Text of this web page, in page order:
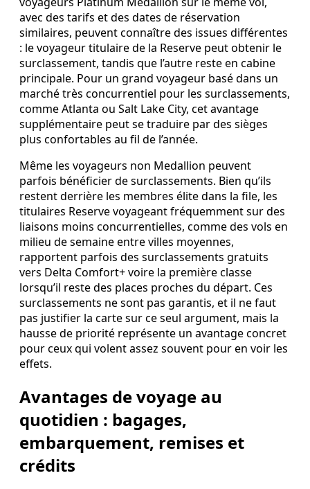
avec des tarifs et des dates de réservation
similaires, peuvent connaître des issues différentes
: le voyageur titulaire de la Reserve peut obtenir le
surclassement, tandis que l’autre reste en cabine
principale. Pour un grand voyageur basé dans un
marché très concurrentiel pour les surclassements,
comme Atlanta ou Salt Lake City, cet avantage
supplémentaire peut se traduire par des sièges
plus confortables au fil de l’année.
Même les voyageurs non Medallion peuvent
parfois bénéficier de surclassements. Bien qu’ils
restent derrière les membres élite dans la file, les
titulaires Reserve voyageant fréquemment sur des
liaisons moins concurrentielles, comme des vols en
milieu de semaine entre villes moyennes,
rapportent parfois des surclassements gratuits
vers Delta Comfort+ voire la première classe
lorsqu’il reste des places proches du départ. Ces
surclassements ne sont pas garantis, et il ne faut
pas justifier la carte sur ce seul argument, mais la
hausse de priorité représente un avantage concret
pour ceux qui volent assez souvent pour en voir les
effets.
Avantages de voyage au
quotidien : bagages,
embarquement, remises et
crédits